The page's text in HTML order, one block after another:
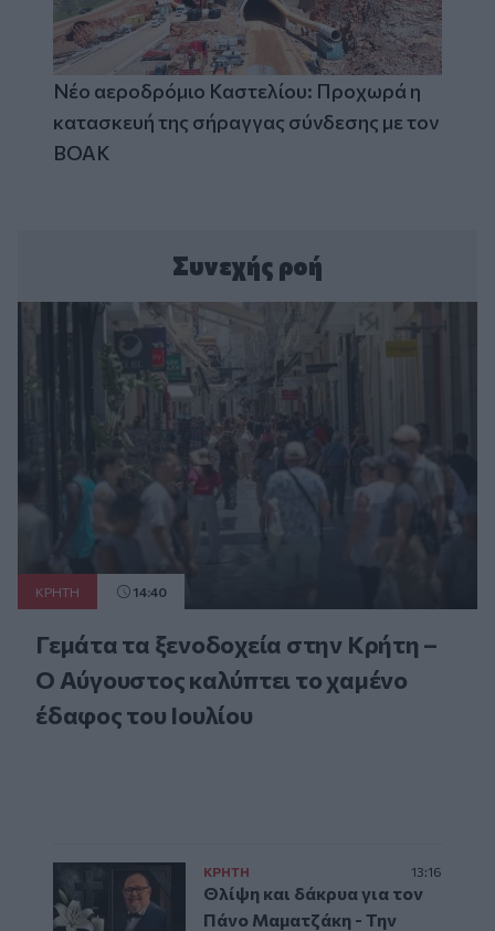
Νέο αεροδρόμιο Καστελίου: Προχωρά η
κατασκευή της σήραγγας σύνδεσης με τον
ΒΟΑΚ
Συνεχής ροή
ΚΡΗΤΗ 14:40
Γεμάτα τα ξενοδοχεία στην Κρήτη –
Ο Αύγουστος καλύπτει το χαμένο
έδαφος του Ιουλίου
ΚΡΗΤΗ 13:16
Θλίψη και δάκρυα για τον
Πάνο Μαματζάκη - Την